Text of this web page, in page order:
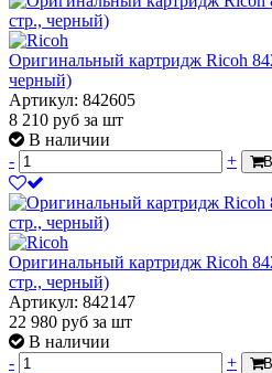
Оригинальный картридж Ricoh
черный)
Артикул: 842605
8 210 руб за шт
В наличии
-
+
Оригинальный картридж Ricoh
стр., черный)
Артикул: 842147
22 980 руб за шт
В наличии
-
+